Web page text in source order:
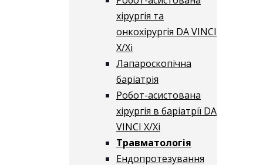
хірургія та
онкохірургія DA VINCI
X/Xі
Лапароскопічна
баріатрія
Робот-асистована
хірургія в баріатрії DA
VINCI X/Xі
Травматологія
Ендопротезування